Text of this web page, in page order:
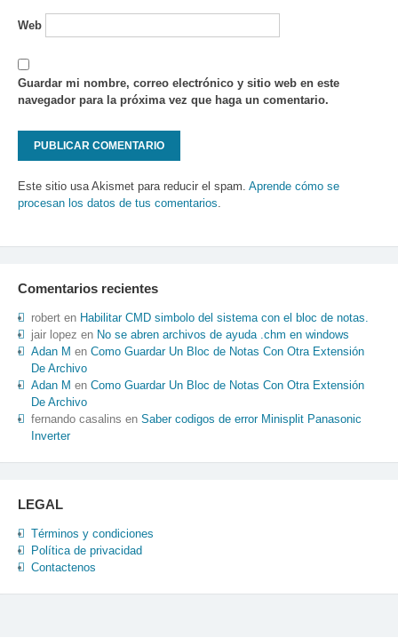
Web
Guardar mi nombre, correo electrónico y sitio web en este
navegador para la próxima vez que haga un comentario.
Este sitio usa Akismet para reducir el spam. Aprende cómo se
procesan los datos de tus comentarios.
Comentarios recientes
roberten Habilitar CMD simbolo del sistema con el bloc de notas.
jair lopez en No se abren archivos de ayuda .chm en windows
Adan M en Como Guardar Un Bloc de Notas Con Otra Extensión
De Archivo
Adan M en Como Guardar Un Bloc de Notas Con Otra Extensión
De Archivo
fernando casalins en Saber codigos de error Minisplit Panasonic
Inverter
LEGAL
Términos y condiciones
Política de privacidad
Contactenos